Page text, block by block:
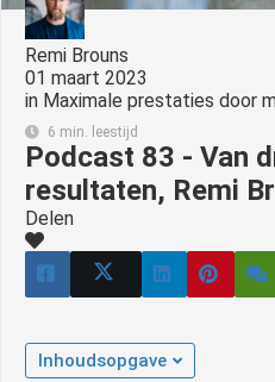
Remi Brouns
01 maart 2023
in Maximale prestaties door
6 min. leestijd
Podcast 83 - Van
resultaten, Remi
Delen
Inhoudsopgave